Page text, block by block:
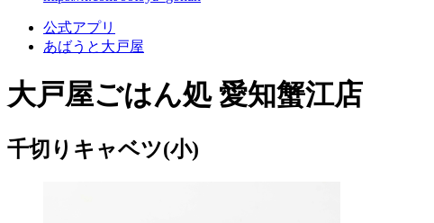
公式アプリ
あばうと大戸屋
大戸屋ごはん処 愛知蟹江店
千切りキャベツ(小)